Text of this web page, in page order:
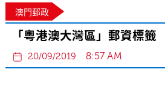
澳門郵政
「粵港澳大灣區」郵資標籤
20/09/2019 8:57 AM